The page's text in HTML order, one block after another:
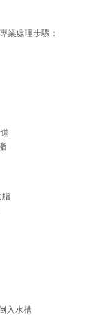
業處理步驟：
脂
入水槽